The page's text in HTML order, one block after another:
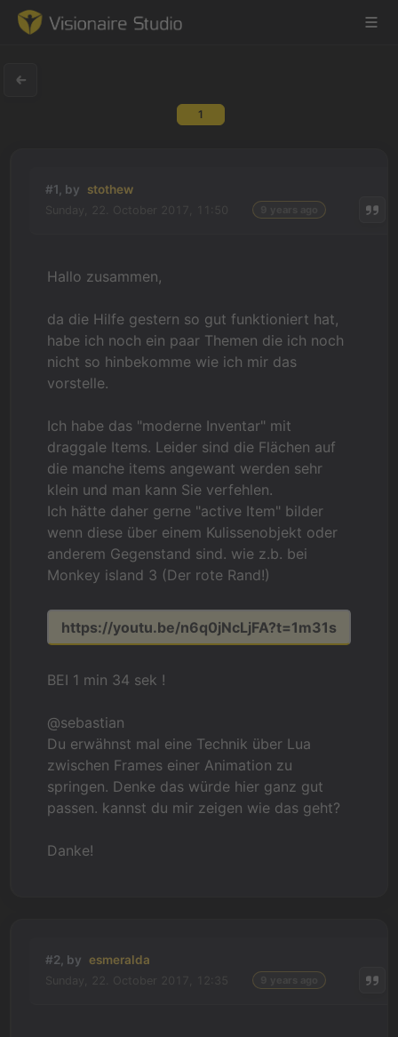
Learning
Forum
News & Stories
Downloads
1
#1, by stothew
Hallo zusammen,
da die Hilfe gestern so gut funktioniert hat,
habe ich noch ein paar Themen die ich noch
nicht so hinbekomme wie ich mir das
vorstelle.
Ich habe das "moderne Inventar" mit
draggale Items. Leider sind die Flächen auf
die manche items angewant werden sehr
klein und man kann Sie verfehlen.
Ich hätte daher gerne "active Item" bilder
wenn diese über einem Kulissenobjekt oder
anderem Gegenstand sind. wie z.b. bei
Monkey island 3 (Der rote Rand!)
https://youtu.be/n6q0jNcLjFA?t=1m31s
BEI 1 min 34 sek !
@sebastian
Du erwähnst mal eine Technik über Lua
zwischen Frames einer Animation zu
springen. Denke das würde hier ganz gut
passen. kannst du mir zeigen wie das geht?
Danke!
#2, by esmeralda